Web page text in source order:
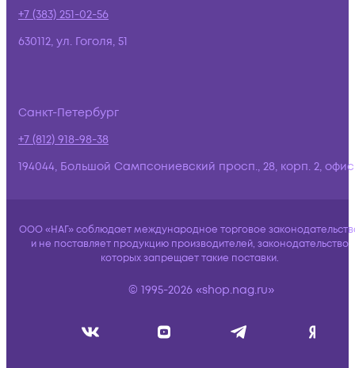
+7 (383) 251-02-56
630112, ул. Гоголя, 51
Санкт-Петербург
+7 (812) 918-98-38
194044, Большой Сампсониевский просп., 28, корп. 2,
ООО «НАГ» соблюдает международное торговое
и не поставляет продукцию производителей, законодательство
которых запрещает такие поставки.
© 1995-2026 «shop.nag.ru»